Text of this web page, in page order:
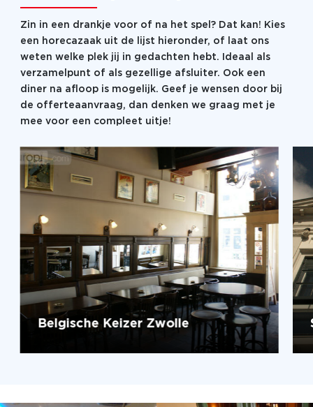
Zin in een drankje voor of na het spel? Dat kan! Kies
een horecazaak uit de lijst hieronder, of laat ons
weten welke plek jij in gedachten hebt. Ideaal als
verzamelpunt of als gezellige afsluiter. Ook een
diner na afloop is mogelijk. Geef je wensen door bij
de offerteaanvraag, dan denken we graag met je
mee voor een compleet uitje!
Belgische Keizer Zwolle